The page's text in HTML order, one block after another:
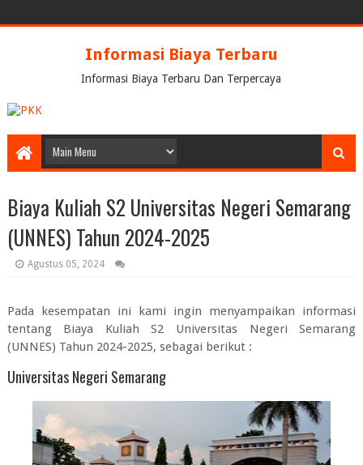
Informasi Biaya Terbaru
Informasi Biaya Terbaru Dan Terpercaya
Biaya Kuliah S2 Universitas Negeri Semarang
(UNNES) Tahun 2024-2025
Agustus 05, 2024
Pada kesempatan ini kami ingin menyampaikan informasi
tentang Biaya Kuliah S2 Universitas Negeri Semarang
(UNNES) Tahun 2024-2025, sebagai berikut :
Universitas Negeri Semarang